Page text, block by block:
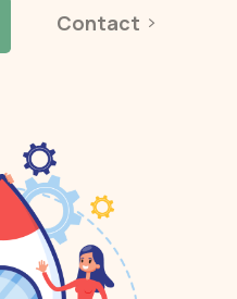
Contact